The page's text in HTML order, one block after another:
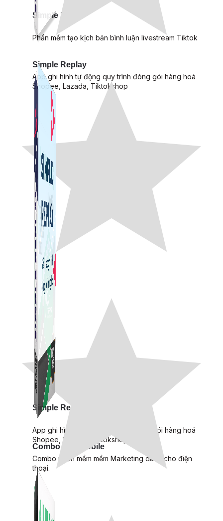
Simple Replay
App ghi hình tự động quy trình đóng gói hàng hoá
Shopee, Lazada, Tiktokshop
Combo ATP Mobile
Combo phần mềm mềm Marketing dành cho điện
thoại.
Simple Live
Phần mềm tạo kịch bản bình luận livestream Tiktok
Simple Replay
App ghi hình tự động quy trình đóng gói hàng hoá
Shopee, Lazada, Tiktokshop